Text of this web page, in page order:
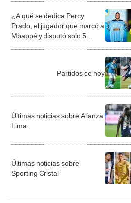
¿A qué se dedica Percy
Prado, el jugador que marcó a
Mbappé y disputó solo 5
Partidos de hoy
Últimas noticias sobre Alianza
Lima
Últimas noticias sobre
Sporting Cristal